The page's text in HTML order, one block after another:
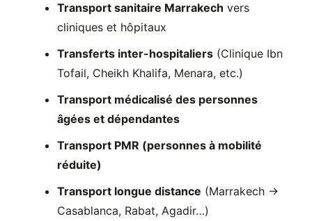
Transport sanitaire Marrakech vers
cliniques et hôpitaux
Transferts inter-hospitaliers (Clinique Ibn
Tofail, Cheikh Khalifa, Menara, etc.)
Transport médicalisé des personnes
âgées et dépendantes
Transport PMR (personnes à mobilité
réduite)
Transport longue distance (Marrakech →
Casablanca, Rabat, Agadir…)